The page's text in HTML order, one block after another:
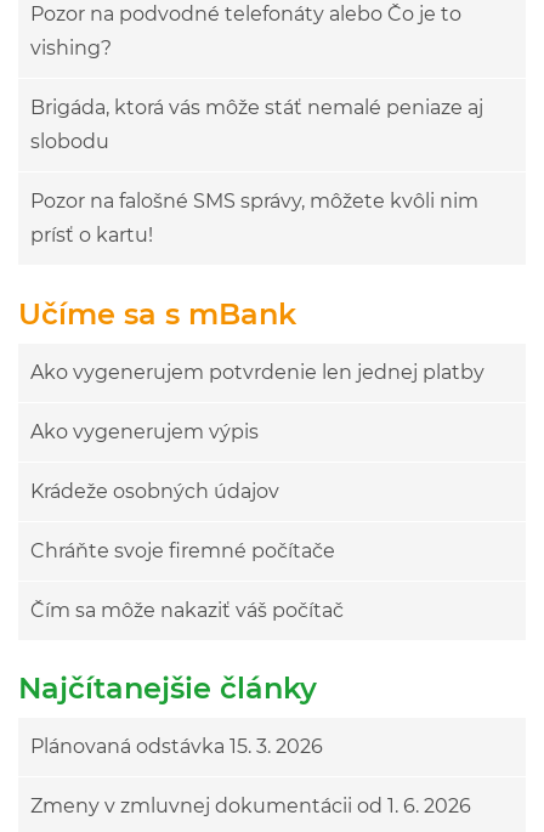
Pozor na podvodné telefonáty alebo Čo je to
vishing?
Brigáda, ktorá vás môže stáť nemalé peniaze aj
slobodu
Pozor na falošné SMS správy, môžete kvôli nim
prísť o kartu!
Učíme sa s mBank
Ako vygenerujem potvrdenie len jednej platby
Ako vygenerujem výpis
Krádeže osobných údajov
Chráňte svoje firemné počítače
Čím sa môže nakaziť váš počítač
Najčítanejšie články
Plánovaná odstávka 15. 3. 2026
Zmeny v zmluvnej dokumentácii od 1. 6. 2026